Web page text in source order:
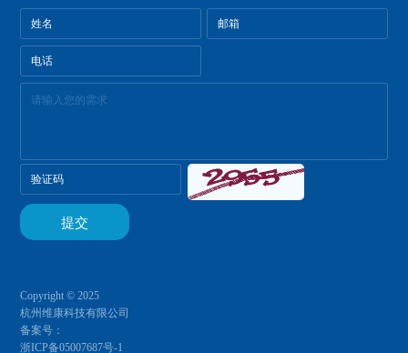
Copyright © 2025
杭州维康科技有限公司
备案号：
浙ICP备05007687号-1